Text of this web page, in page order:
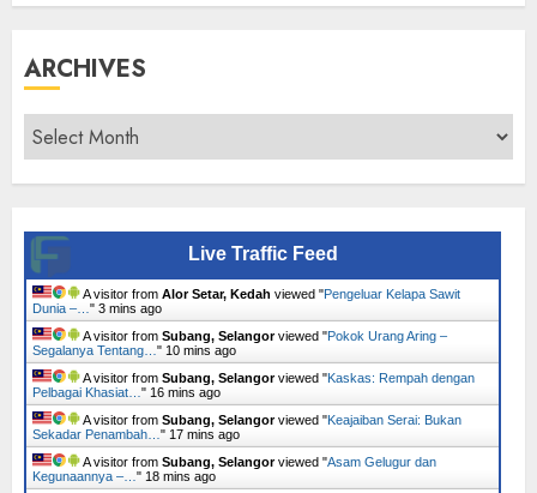
ARCHIVES
Archives
Live Traffic Feed
A visitor from Alor Setar, Kedah viewed "Pengeluar Kelapa Sawit
Dunia –… " 3 mins ago
A visitor from Subang, Selangorviewed "Pokok Urang Aring –
Segalanya Tentang… " 10 mins ago
A visitor from Subang, Selangorviewed "Kaskas: Rempah dengan
Pelbagai Khasiat… " 16 mins ago
A visitor from Subang, Selangorviewed "Keajaiban Serai: Bukan
Sekadar Penambah… " 17 mins ago
A visitor from Subang, Selangorviewed "Asam Gelugur dan
Kegunaannya –… " 18 mins ago